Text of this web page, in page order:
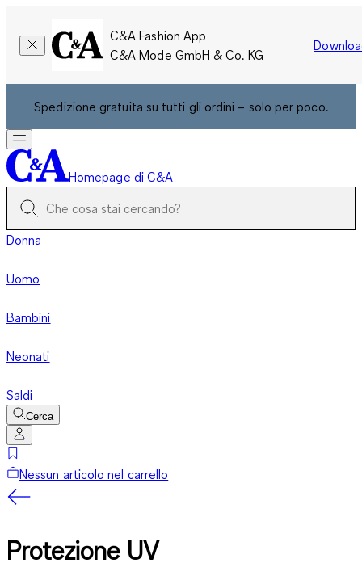
C&A Fashion App
C&A Mode GmbH & Co. KG
Spedizione gratuita su tutti gli ordini – solo per poco.
Homepage di C&A
Donna
Uomo
Bambini
Neonati
Saldi
Cerca
Nessun articolo nel carrello
Protezione UV